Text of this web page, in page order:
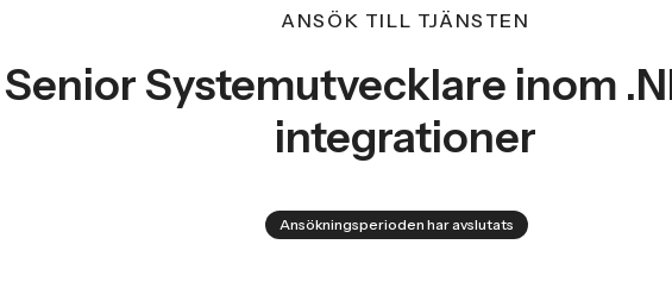
ANSÖK TILL TJÄNSTEN
Senior Systemutvecklare inom
integrationer
Ansökningsperioden har avslutats